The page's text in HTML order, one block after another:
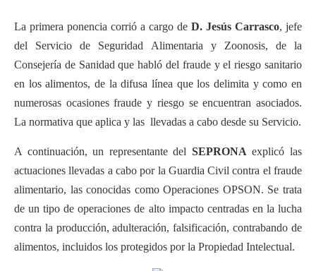
La primera ponencia corrió a cargo de D. Jesús Carrasco, jefe
del Servicio de Seguridad Alimentaria y Zoonosis, de la
Consejería de Sanidad que habló del fraude y el riesgo sanitario
en los alimentos, de la difusa línea que los delimita y como en
numerosas ocasiones fraude y riesgo se encuentran asociados.
La normativa que aplica y las llevadas a cabo desde su Servicio.
A continuación, un representante del SEPRONA explicó las
actuaciones llevadas a cabo por la Guardia Civil contra el fraude
alimentario, las conocidas como Operaciones OPSON. Se trata
de un tipo de operaciones de alto impacto centradas en la lucha
contra la producción, adulteración, falsificación, contrabando de
alimentos, incluidos los protegidos por la Propiedad Intelectual.